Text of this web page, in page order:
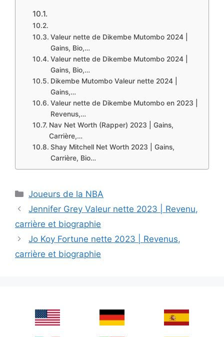
Valeur nette de Dikembe Mutombo 2024 |
Gains, Bio,…
Valeur nette de Dikembe Mutombo 2024 |
Gains, Bio,…
Dikembe Mutombo Valeur nette 2024 |
Gains,…
Valeur nette de Dikembe Mutombo en 2023 |
Revenus,…
Nav Net Worth (Rapper) 2023 | Gains,
Carrière,…
Shay Mitchell Net Worth 2023 | Gains,
Carrière, Bio…
Categories
Joueurs de la NBA
Jennifer Grey Valeur nette 2023 | Revenu,
carrière et biographie
Jo Koy Fortune nette 2023 | Revenus,
carrière et biographie